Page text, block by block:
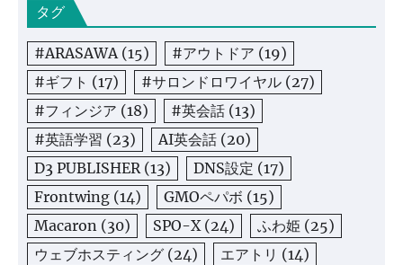
タグ
#ARASAWA(15) #アウトドア (19)
#ギフト (17) #サロンドロワイヤル (27)
#フィンジア (18) #英会話 (13)
#英語学習 (23) AI英会話 (20)
D3 PUBLISHER(13) DNS設定 (17)
Frontwing (14) GMOペパボ (15)
Macaron (30) SPO-X(24) ふわ姫 (25)
ウェブホスティング (24) エアトリ (14)